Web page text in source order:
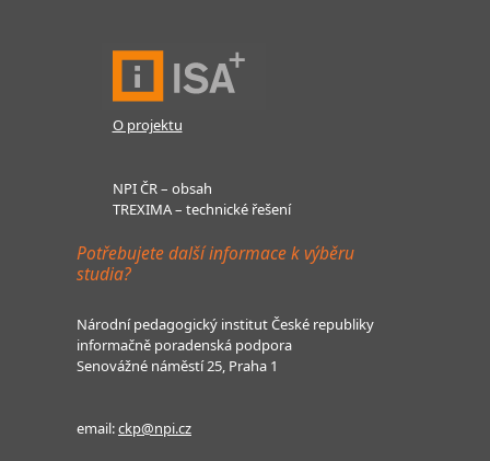
O projektu
NPI ČR – obsah
TREXIMA – technické řešení
Potřebujete další informace k výběru
studia?
Národní pedagogický institut České republiky
informačně poradenská podpora
Senovážné náměstí 25, Praha 1
email:ckp@npi.cz